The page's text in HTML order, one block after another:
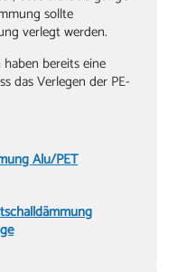
sollte
verlegt werden.
bereits eine
das Verlegen der PE-
Alu/PET